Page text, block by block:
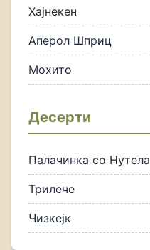
Хајнекен
Аперол Шприц
Мохито
Десерти
Палачинка со Нутела
Трилече
Чизкејк